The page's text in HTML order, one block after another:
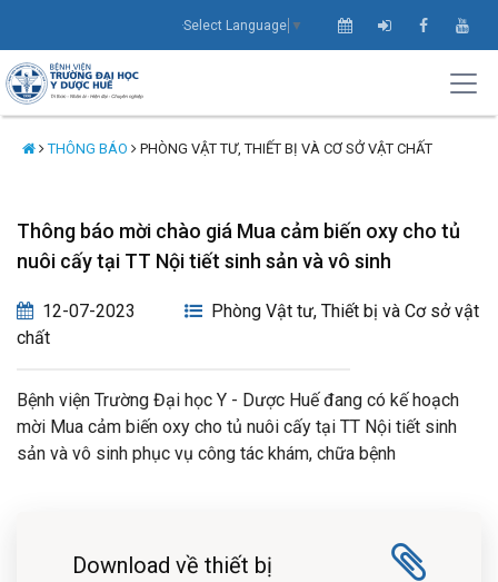
Select Language ▼
THÔNG BÁO PHÒNG VẬT TƯ, THIẾT BỊ VÀ CƠ SỞ VẬT CHẤT
Thông báo mời chào giá Mua cảm biến oxy cho tủ
nuôi cấy tại TT Nội tiết sinh sản và vô sinh
12-07-2023
Phòng Vật tư, Thiết bị và Cơ sở vật
chất
Bệnh viện Trường Đại học Y - Dược Huế đang có kế hoạch
mời Mua cảm biến oxy cho tủ nuôi cấy tại TT Nội tiết sinh
sản và vô sinh phục vụ công tác khám, chữa bệnh
Download về thiết bị